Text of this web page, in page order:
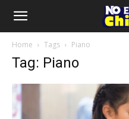
Home Tags Piano
Tag: Piano